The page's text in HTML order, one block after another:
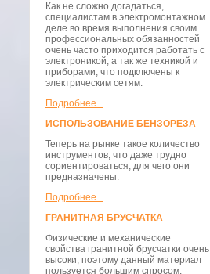
Как не сложно догадаться,
специалистам в электромонтажном
деле во время выполнения своим
профессиональных обязанностей
очень часто приходится работать с
электроникой, а так же техникой и
приборами, что подключены к
электрическим сетям.
Подробнее...
ИСПОЛЬЗОВАНИЕ БЕНЗОРЕЗА
Теперь на рынке такое количество
инструментов, что даже трудно
сориентироваться, для чего они
предназначены.
Подробнее...
ГРАНИТНАЯ БРУСЧАТКА
Физические и механические
свойства гранитной брусчатки очень
высоки, поэтому данный материал
пользуется большим спросом.